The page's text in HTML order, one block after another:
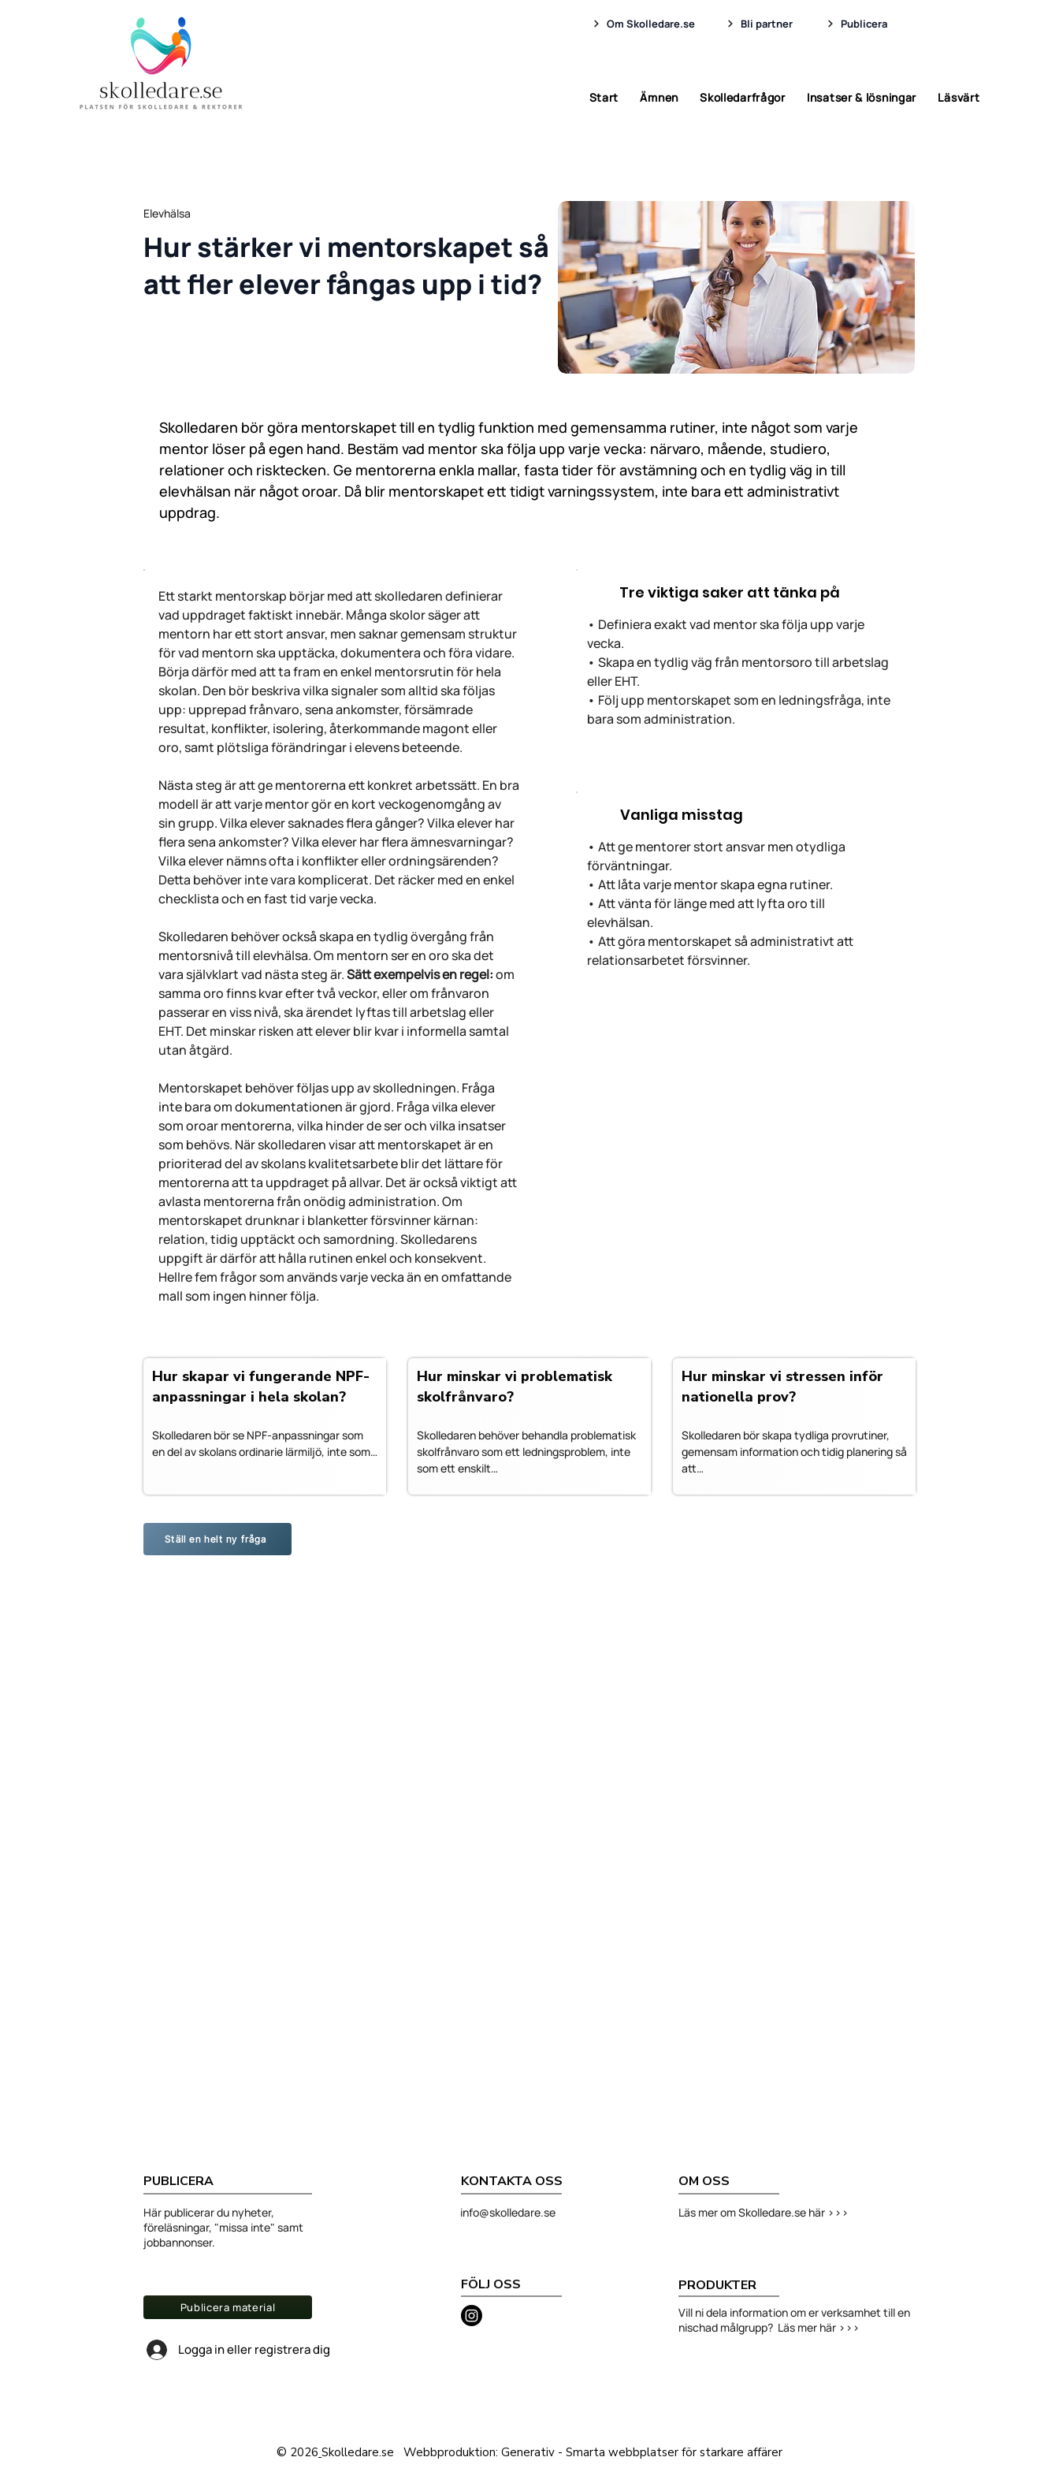
Om Skolledare.se Bli partner Publicera
Start Ämnen Skolledarfrågor Insatser & lösningar Läsvärt
Elevhälsa
Hur stärker vi mentorskapet så
att fler elever fångas upp i tid?
Skolledaren bör göra mentorskapet till en tydlig funktion med gemensamma rutiner, inte något som varje
mentor löser på egen hand. Bestäm vad mentor ska följa upp varje vecka: närvaro, mående, studiero,
relationer och risktecken. Ge mentorerna enkla mallar, fasta tider för avstämning och en tydlig väg in till
elevhälsan när något oroar. Då blir mentorskapet ett tidigt varningssystem, inte bara ett administrativt
uppdrag.
Ett starkt mentorskap börjar med att skolledaren definierar
vad uppdraget faktiskt innebär. Många skolor säger att
mentorn har ett stort ansvar, men saknar gemensam struktur
för vad mentorn ska upptäcka, dokumentera och föra vidare.
Börja därför med att ta fram en enkel mentorsrutin för hela
skolan. Den bör beskriva vilka signaler som alltid ska följas
upp: upprepad frånvaro, sena ankomster, försämrade
resultat, konflikter, isolering, återkommande magont eller
oro, samt plötsliga förändringar i elevens beteende.
Nästa steg är att ge mentorerna ett konkret arbetssätt. En bra
modell är att varje mentor gör en kort veckogenomgång av
sin grupp. Vilka elever saknades flera gånger? Vilka elever har
flera sena ankomster? Vilka elever har flera ämnesvarningar?
Vilka elever nämns ofta i konflikter eller ordningsärenden?
Detta behöver inte vara komplicerat. Det räcker med en enkel
checklista och en fast tid varje vecka.
Skolledaren behöver också skapa en tydlig övergång från
mentorsnivå till elevhälsa. Om mentorn ser en oro ska det
vara självklart vad nästa steg är.Sätt exempelvis en regel:om
samma oro finns kvar efter två veckor, eller om frånvaron
passerar en viss nivå, ska ärendet lyftas till arbetslag eller
EHT. Det minskar risken att elever blir kvar i informella samtal
utan åtgärd.
Mentorskapet behöver följas upp av skolledningen. Fråga
inte bara om dokumentationen är gjord. Fråga vilka elever
som oroar mentorerna, vilka hinder de ser och vilka insatser
som behövs. När skolledaren visar att mentorskapet är en
prioriterad del av skolans kvalitetsarbete blir det lättare för
mentorerna att ta uppdraget på allvar. Det är också viktigt att
avlasta mentorerna från onödig administration. Om
mentorskapet drunknar i blanketter försvinner kärnan:
relation, tidig upptäckt och samordning. Skolledarens
uppgift är därför att hålla rutinen enkel och konsekvent.
Hellre fem frågor som används varje vecka än en omfattande
mall som ingen hinner följa.
Tre viktiga saker att tänka på
• Definiera exakt vad mentor ska följa upp varje
vecka.
• Skapa en tydlig väg från mentorsoro till arbetslag
eller EHT.
• Följ upp mentorskapet som en ledningsfråga, inte
bara som administration.
Vanliga misstag
• Att ge mentorer stort ansvar men otydliga
förväntningar.
• Att låta varje mentor skapa egna rutiner.
• Att vänta för länge med att lyfta oro till
elevhälsan.
• Att göra mentorskapet så administrativt att
relationsarbetet försvinner.
Hur skapar vi fungerande NPF-
anpassningar i hela skolan?
Skolledaren bör se NPF-anpassningar som
en del av skolans ordinarie lärmiljö, inte som…
Hur minskar vi problematisk
skolfrånvaro?
Skolledaren behöver behandla problematisk
skolfrånvaro som ett ledningsproblem, inte
som ett enskilt…
Hur minskar vi stressen inför
nationella prov?
Skolledaren bör skapa tydliga provrutiner,
gemensam information och tidig planering så
att…
Ställ en helt ny fråga
PUBLICERA
Här publicerar du nyheter,
föreläsningar, "missa inte" samt
jobbannonser.
Publicera material
KONTAKTA OSS
info@skolledare.se
FÖLJ OSS
OM OSS
Läs mer om Skolledare.se här >>>
PRODUKTER
Vill ni dela information om er verksamhet till en
nischad målgrupp? Läs mer här >>>
Logga in eller registrera dig
© 2026 Skolledare.se Webbproduktion: Generativ - Smarta webbplatser för starkare affärer